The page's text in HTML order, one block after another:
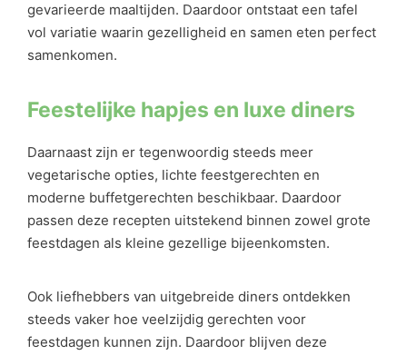
gevarieerde maaltijden. Daardoor ontstaat een tafel
vol variatie waarin gezelligheid en samen eten perfect
samenkomen.
Feestelijke hapjes en luxe diners
Daarnaast zijn er tegenwoordig steeds meer
vegetarische opties, lichte feestgerechten en
moderne buffetgerechten beschikbaar. Daardoor
passen deze recepten uitstekend binnen zowel grote
feestdagen als kleine gezellige bijeenkomsten.
Ook liefhebbers van uitgebreide diners ontdekken
steeds vaker hoe veelzijdig gerechten voor
feestdagen kunnen zijn. Daardoor blijven deze